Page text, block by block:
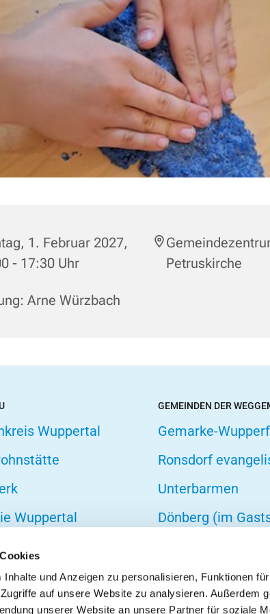
und Anzeigen zu personalisieren, Funktionen
auf unsere Website zu analysieren. Außerdem
unserer Website an unsere Partner für soziale
1. Februar 2027,
- 17:30 Uhr
Petruskirche
Arne Würzbach
Wuppertal
Wuppertal
GEMEINDEN DER
Gemarke-
Ronsdorf
Unterbarmen
Dönberg (im